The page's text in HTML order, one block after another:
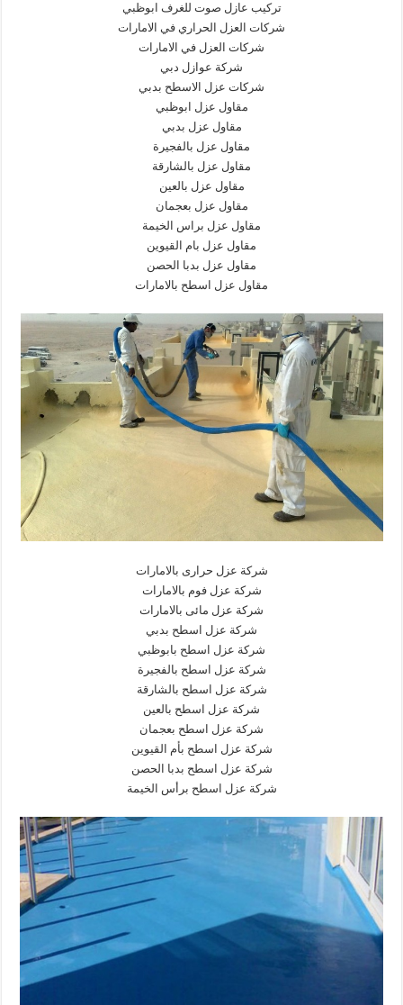
تركيب عازل صوت للغرف ابوظبي
شركات العزل الحراري في الامارات
شركات العزل في الامارات
شركة عوازل دبي
شركات عزل الاسطح بدبي
مقاول عزل ابوظبي
مقاول عزل بدبي
مقاول عزل بالفجيرة
مقاول عزل بالشارقة
مقاول عزل بالعين
مقاول عزل بعجمان
مقاول عزل براس الخيمة
مقاول عزل بام القيوين
مقاول عزل بدبا الحصن
مقاول عزل اسطح بالامارات
شركة عزل حرارى بالامارات
شركة عزل فوم بالامارات
شركة عزل مائى بالامارات
شركة عزل اسطح بدبي
شركة عزل اسطح بابوظبي
شركة عزل اسطح بالفجيرة
شركة عزل اسطح بالشارقة
شركة عزل اسطح بالعين
شركة عزل اسطح بعجمان
شركة عزل اسطح بأم القيوين
شركة عزل اسطح بدبا الحصن
شركة عزل اسطح برأس الخيمة